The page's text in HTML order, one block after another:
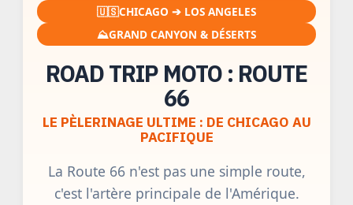
🇺🇸CHICAGO ➔ LOS ANGELES
⛰️GRAND CANYON & DÉSERTS
ROAD TRIP MOTO : ROUTE
66
LE PÈLERINAGE ULTIME : DE CHICAGO AU
PACIFIQUE
La Route 66 n'est pas une simple route,
c'est l'artère principale de l'Amérique.